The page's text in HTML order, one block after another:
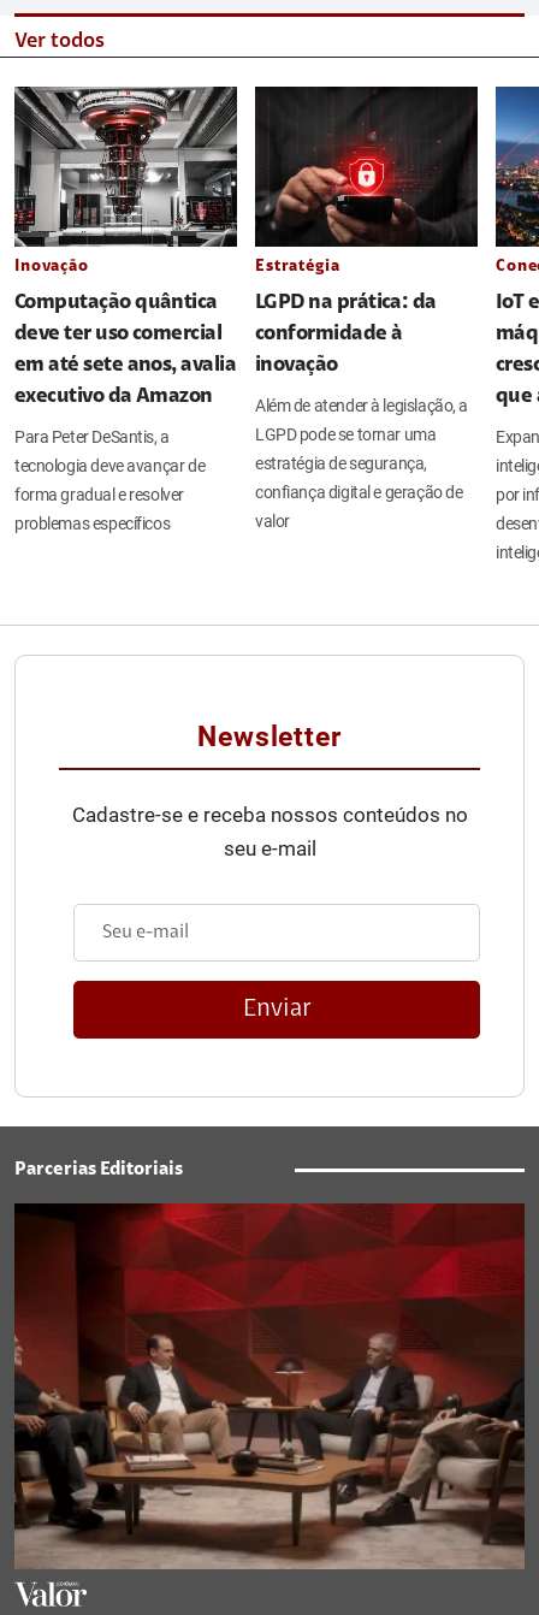
Ver todos
Inovação
Computação quântica
deve ter uso comercial
em até sete anos, avalia
executivo da Amazon
Para Peter DeSantis, a
tecnologia deve avançar de
forma gradual e resolver
problemas específicos
Estratégia
LGPD na prática: da
conformidade à
inovação
Além de atender à legislação, a
LGPD pode se tornar uma
estratégia de segurança,
confiança digital e geração de
valor
IoT
que
por
Newsletter
Cadastre-se e receba nossos conteúdos no
seu e-mail
Enviar
Parcerias Editoriais